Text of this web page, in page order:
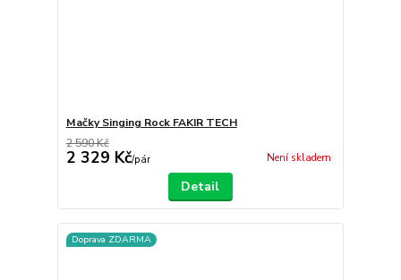
Mačky Singing Rock FAKIR TECH
2 590 Kč
2 329 Kč/pár Není skladem
Detail
Doprava ZDARMA